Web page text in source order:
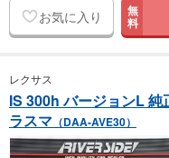
お気に入り 無
料
レクサス
IS 300h バージョンL 純
ラスマ （DAA-AVE30）